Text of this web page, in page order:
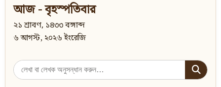
আজ - বৃহস্পতিবার
২১ শ্রাবণ, ১৪৩৩ বঙ্গাব্দ
৬ আগস্ট, ২০২৬ ইংরেজি
Search
for: